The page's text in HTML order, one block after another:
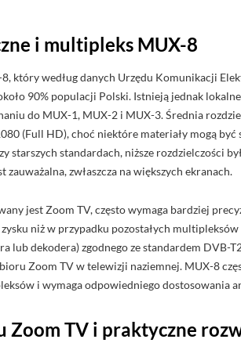
i multipleks MUX-8
który według danych Urzędu Komunikacji
90% populacji Polski. Istnieją jednak
do MUX-1, MUX-2 i MUX-3. Średnia
(Full HD), choć niektóre materiały mogą być
starszych standardach, niższe rozdzielczości
zwłaszcza na większych ekranach.
jest Zoom TV, często wymaga bardziej
niż w przypadku pozostałych
lub dekodera) zgodnego ze standardem DVB-
Zoom TV w telewizji naziemnej. MUX-8
i wymaga odpowiedniego dostosowania
Zoom TV i praktyczne